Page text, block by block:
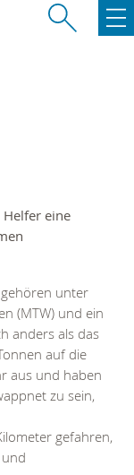
eine
unter
(MTW) und ein
anders als das
auf die
aus und haben
zu sein,
gefahren,